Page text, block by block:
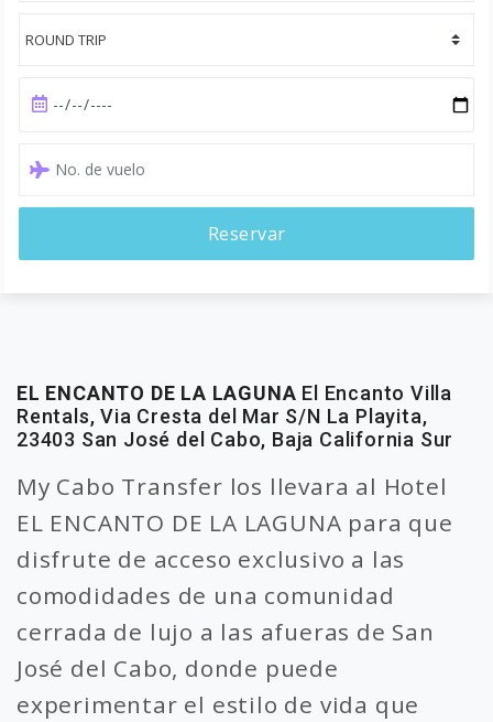
Reservar
EL ENCANTO DE LA LAGUNA El Encanto Villa
Rentals, Via Cresta del Mar S/N La Playita,
23403 San José del Cabo, Baja California Sur
My Cabo Transfer los llevara al Hotel
EL ENCANTO DE LA LAGUNA para que
disfrute de acceso exclusivo a las
comodidades de una comunidad
cerrada de lujo a las afueras de San
José del Cabo, donde puede
experimentar el estilo de vida que